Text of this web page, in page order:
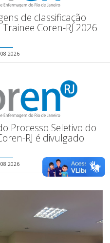
de classificação
Coren-RJ 2026
Processo Seletivo do
RJ é divulgado